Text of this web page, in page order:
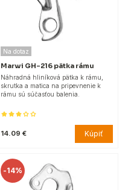
Na dotaz
Marwi GH-216 pätka rámu
Náhradná hliníková pätka k rámu,
skrutka a matica na pripevnenie k
rámu sú súčasťou balenia.
14.09 € Kúpiť
-14%